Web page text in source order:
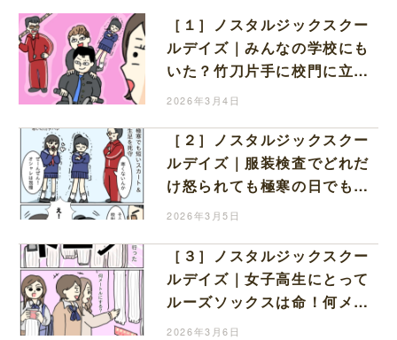
［１］ノスタルジックスクー
ルデイズ｜みんなの学校にも
いた？竹刀片手に校門に立ち
はだかる強面先生
2026年3月4日
［２］ノスタルジックスクー
ルデイズ｜服装検査でどれだ
け怒られても極寒の日でも、
短いスカートと生足は死守！
2026年3月5日
［３］ノスタルジックスクー
ルデイズ｜女子高生にとって
ルーズソックスは命！何メー
トルかで迷っていた頃が懐か
2026年3月6日